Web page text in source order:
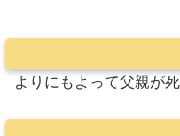
よりにもよって父親が